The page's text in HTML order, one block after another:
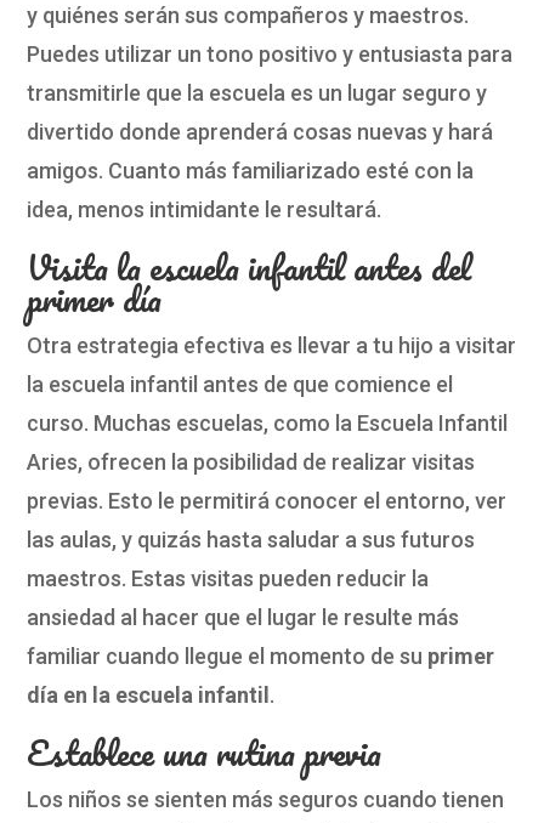
y quiénes serán sus compañeros y maestros.
Puedes utilizar un tono positivo y entusiasta para
transmitirle que la escuela es un lugar seguro y
divertido donde aprenderá cosas nuevas y hará
amigos. Cuanto más familiarizado esté con la
idea, menos intimidante le resultará.
Visita la escuela infantil antes del
primer día
Otra estrategia efectiva es llevar a tu hijo a visitar
la escuela infantil antes de que comience el
curso. Muchas escuelas, como la Escuela Infantil
Aries, ofrecen la posibilidad de realizar visitas
previas. Esto le permitirá conocer el entorno, ver
las aulas, y quizás hasta saludar a sus futuros
maestros. Estas visitas pueden reducir la
ansiedad al hacer que el lugar le resulte más
familiar cuando llegue el momento de su primer
día en la escuela infantil .
Establece una rutina previa
Los niños se sienten más seguros cuando tienen